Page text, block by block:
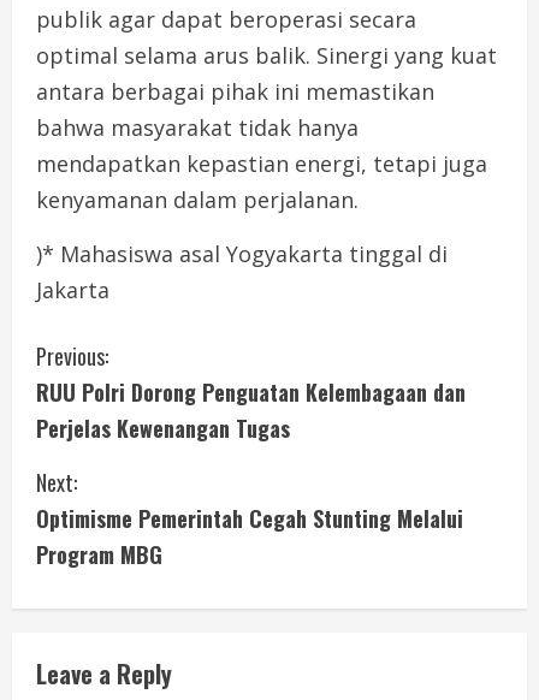
publik agar dapat beroperasi secara
optimal selama arus balik. Sinergi yang kuat
antara berbagai pihak ini memastikan
bahwa masyarakat tidak hanya
mendapatkan kepastian energi, tetapi juga
kenyamanan dalam perjalanan.
)* Mahasiswa asal Yogyakarta tinggal di
Jakarta
C
o
n
t
i
n
u
Previous:
RUU Polri Dorong Penguatan Kelembagaan dan
Perjelas Kewenangan Tugas
Next:
Optimisme Pemerintah Cegah Stunting Melalui
Program MBG
Leave a Reply